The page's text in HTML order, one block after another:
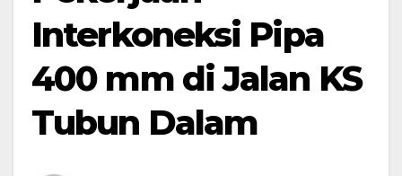
Interkoneksi Pipa
400 mm di Jalan KS
Tubun Dalam